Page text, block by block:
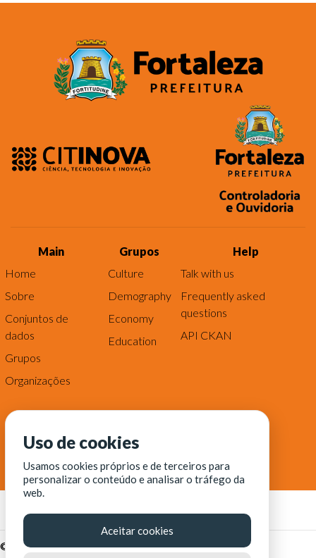
Main
Home
Sobre
Conjuntos de
dados
Grupos
Organizações
Grupos
Culture
Demography
Economy
Education
Help
Talk with us
Frequently asked
questions
API CKAN
© Fortaleza Digital || CITINOVA - Fundação de Ciência,
Uso de cookies
Usamos cookies próprios e de terceiros para
personalizar o conteúdo e analisar o tráfego da
web.
Aceitar cookies